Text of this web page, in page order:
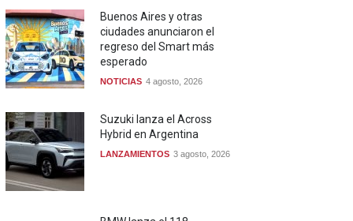
Buenos Aires y otras
ciudades anunciaron el
regreso del Smart más
esperado
NOTICIAS 4 agosto, 2026
Suzuki lanza el Across
Hybrid en Argentina
LANZAMIENTOS 3 agosto, 2026